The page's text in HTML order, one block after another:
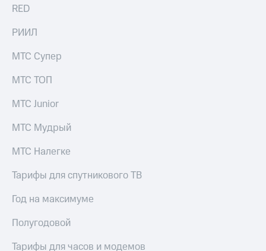
Еврооблигации-2023
о
именных
Другое
Регистратор
Контакты
развитие
деловая этика
RED
РИИЛ
МТС Супер
МТС ТОП
МТС Junior
МТС Мудрый
МТС Налегке
Тарифы для спутникового ТВ
Год на максимуме
Полугодовой
Тарифы для часов и модемов